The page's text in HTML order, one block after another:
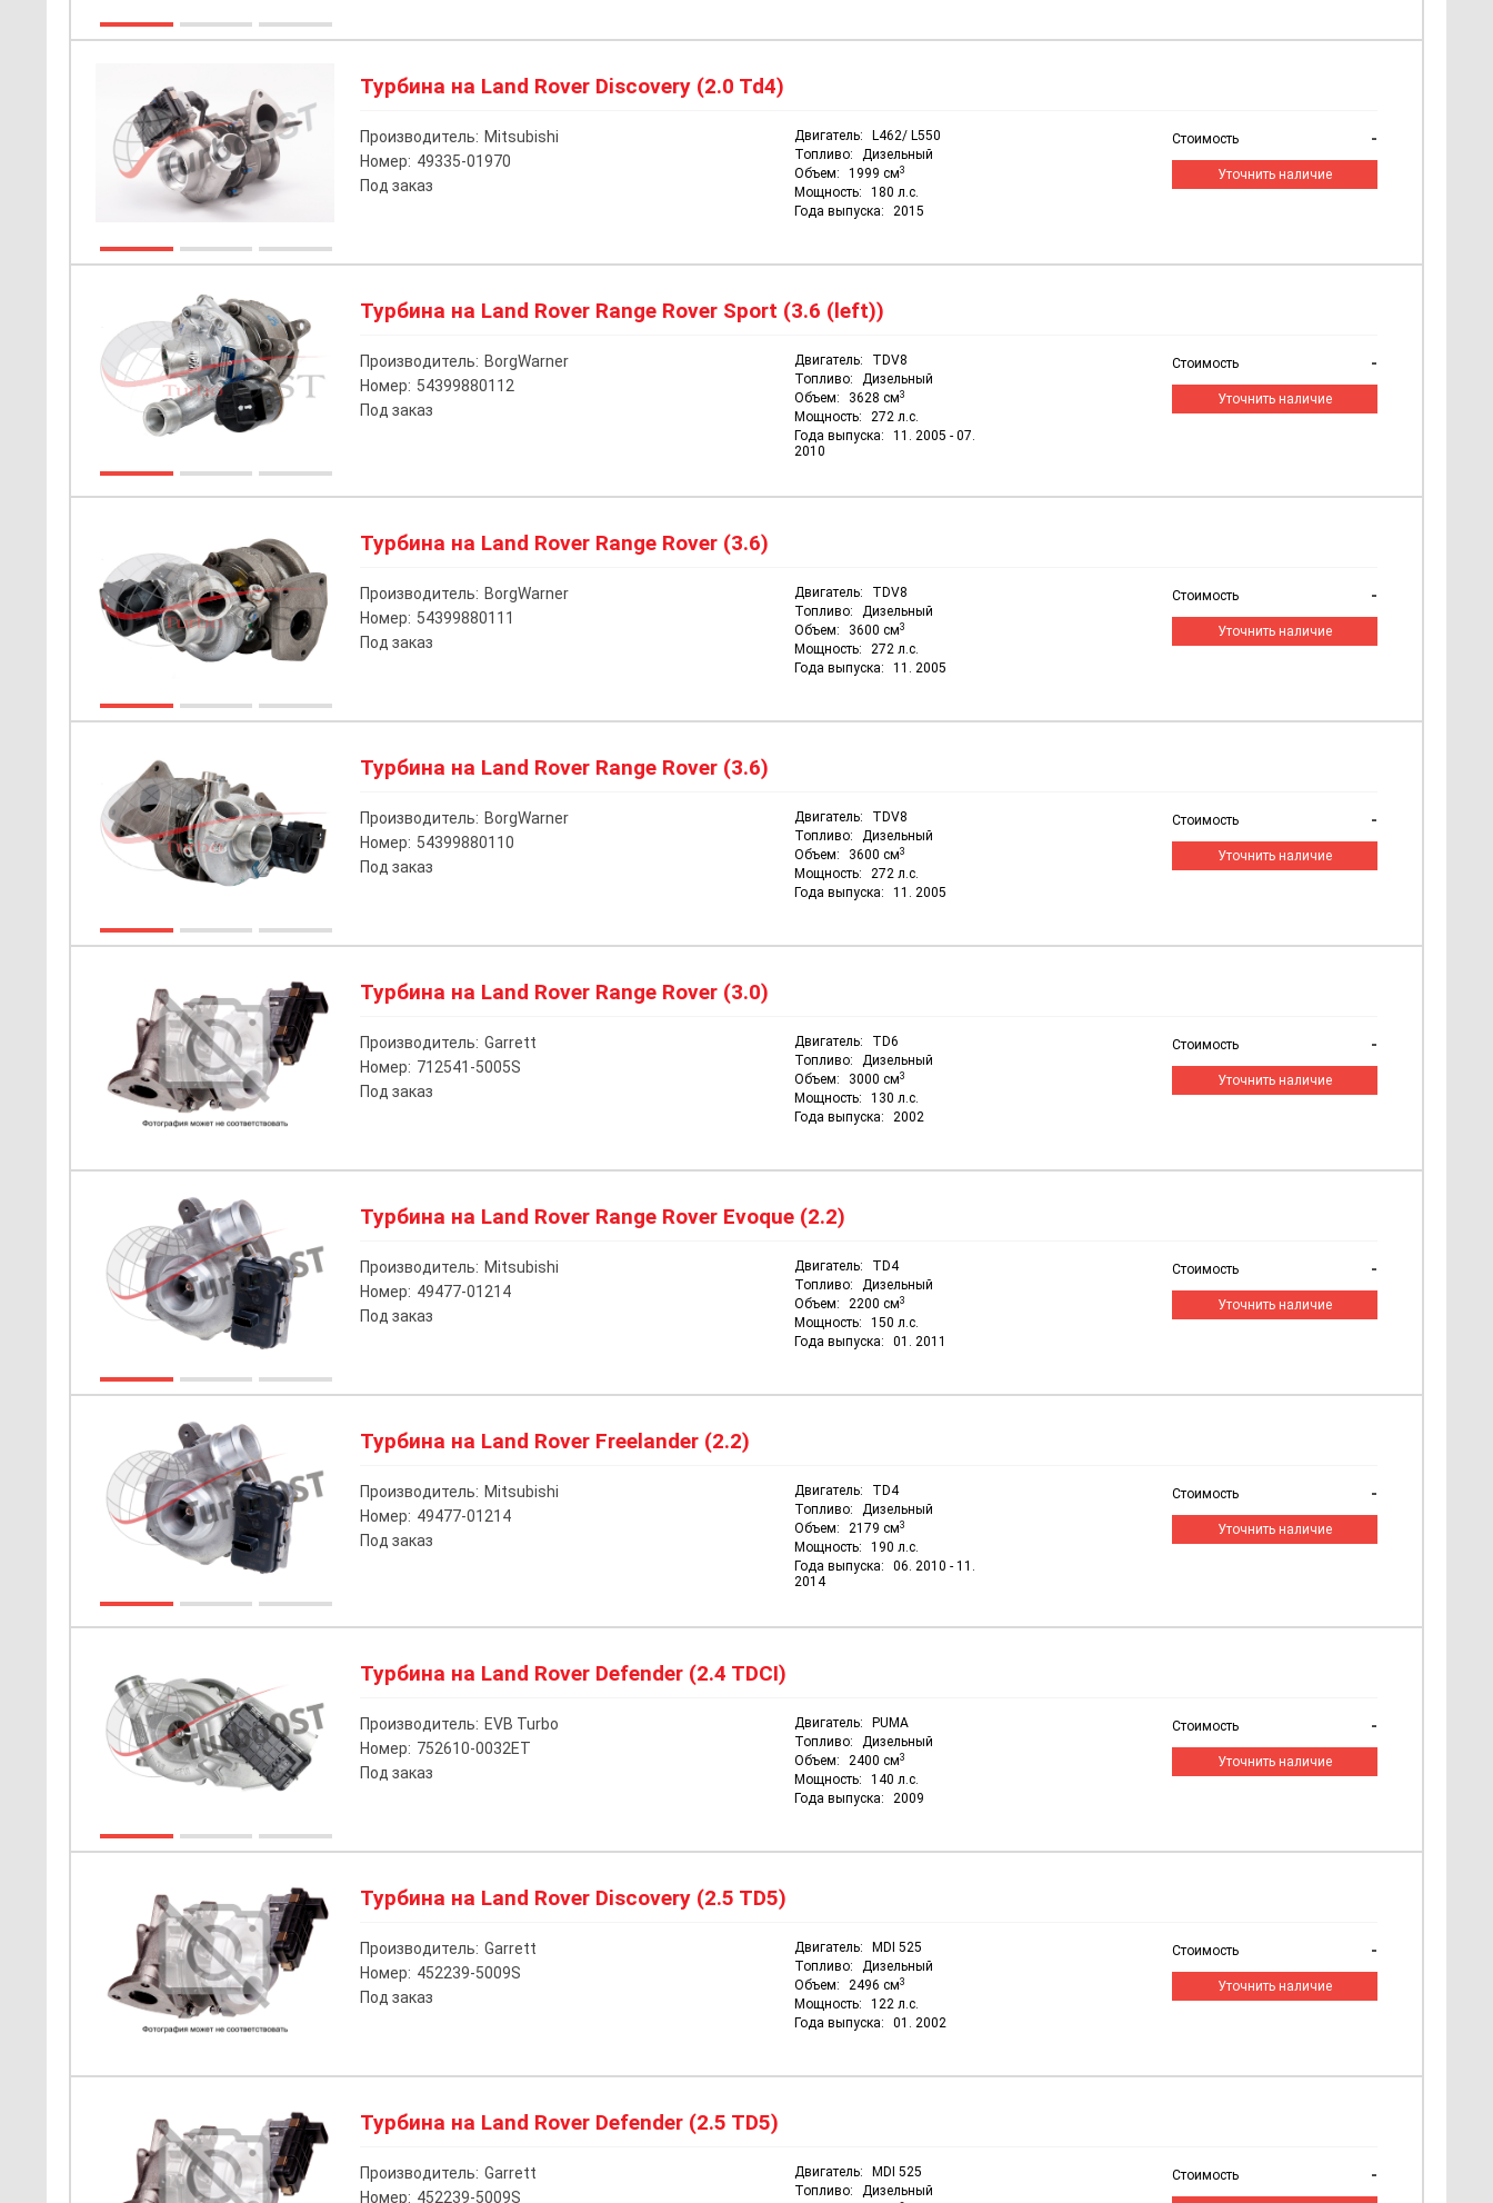
Турбина на Land Rover Discovery (2.0 Td4)
Производитель: Mitsubishi
Номер: 49335-01970
Под заказ
Двигатель:
L462/ L550
Топливо:
Дизельный
Объем:
1999 см3
Мощность:
180 л.с.
Года выпуска:
2015
Стоимость -
Уточнить наличие
Турбина на Land Rover Range Rover Sport (3.6 (left))
Производитель: BorgWarner
Номер: 54399880112
Под заказ
Двигатель:
TDV8
Топливо:
Дизельный
Объем:
3628 см3
Мощность:
272 л.с.
Года выпуска:
11. 2005 - 07.
2010
Стоимость -
Уточнить наличие
Турбина на Land Rover Range Rover (3.6)
Производитель: BorgWarner
Номер: 54399880111
Под заказ
Двигатель:
TDV8
Топливо:
Дизельный
Объем:
3600 см3
Мощность:
272 л.с.
Года выпуска:
11. 2005
Стоимость -
Уточнить наличие
Турбина на Land Rover Range Rover (3.6)
Производитель: BorgWarner
Номер: 54399880110
Под заказ
Двигатель:
TDV8
Топливо:
Дизельный
Объем:
3600 см3
Мощность:
272 л.с.
Года выпуска:
11. 2005
Стоимость -
Уточнить наличие
Турбина на Land Rover Range Rover (3.0)
Производитель: Garrett
Номер: 712541-5005S
Под заказ
Двигатель:
TD6
Топливо:
Дизельный
Объем:
3000 см3
Мощность:
130 л.с.
Года выпуска:
2002
Стоимость -
Уточнить наличие
Турбина на Land Rover Range Rover Evoque (2.2)
Производитель: Mitsubishi
Номер: 49477-01214
Под заказ
Двигатель:
TD4
Топливо:
Дизельный
Объем:
2200 см3
Мощность:
150 л.с.
Года выпуска:
01. 2011
Стоимость -
Уточнить наличие
Турбина на Land Rover Freelander (2.2)
Производитель: Mitsubishi
Номер: 49477-01214
Под заказ
Двигатель:
TD4
Топливо:
Дизельный
Объем:
2179 см3
Мощность:
190 л.с.
Года выпуска:
06. 2010 - 11.
2014
Стоимость -
Уточнить наличие
Турбина на Land Rover Defender (2.4 TDCI)
Производитель: EVB Turbo
Номер: 752610-0032ET
Под заказ
Двигатель:
PUMA
Топливо:
Дизельный
Объем:
2400 см3
Мощность:
140 л.с.
Года выпуска:
2009
Стоимость -
Уточнить наличие
Турбина на Land Rover Discovery (2.5 TD5)
Производитель: Garrett
Номер: 452239-5009S
Под заказ
Двигатель:
MDI 525
Топливо:
Дизельный
Объем:
2496 см3
Мощность:
122 л.с.
Года выпуска:
01. 2002
Стоимость -
Уточнить наличие
Турбина на Land Rover Defender (2.5 TD5)
Производитель: Garrett
Номер: 452239-5009S
Двигатель:
MDI 525
Топливо:
Дизельный
Стоимость -